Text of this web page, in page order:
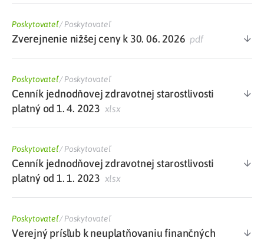
Poskytovateľ/Poskytovateľ
Zverejnenie nižšej ceny k 30. 06. 2026 pdf
Poskytovateľ/Poskytovateľ
Cenník jednodňovej zdravotnej starostlivosti
platný od 1. 4. 2023 xlsx
Poskytovateľ/Poskytovateľ
Cenník jednodňovej zdravotnej starostlivosti
platný od 1. 1. 2023 xlsx
Poskytovateľ/Poskytovateľ
Verejný prísľub k neuplatňovaniu finančných